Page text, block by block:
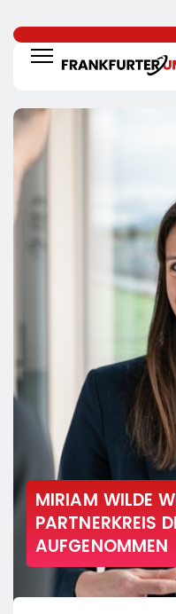
MIRIAM WILDE
PARTNERKREIS
AUFGENOMMEN